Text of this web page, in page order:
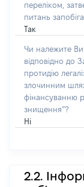
переліком,
питань
Так
Чи належите Ви
відповідно до
протидію
злочинним
фінансуванню
знищення”?
Ні
2.2.